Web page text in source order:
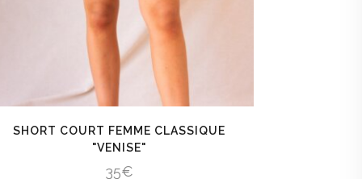
SHORT COURT FEMME CLASSIQUE
"VENISE"
35€